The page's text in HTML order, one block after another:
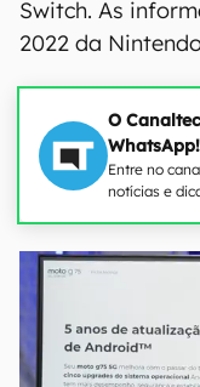
Switch. As
2022 da
O
WhatsApp!
Entre no
notícias e